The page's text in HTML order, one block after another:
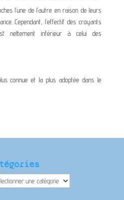
l’une de l’autre en raison de leurs
Cependant, l’effectif des croyants
nettement inférieur à celui des
connue et la plus adoptée dans le